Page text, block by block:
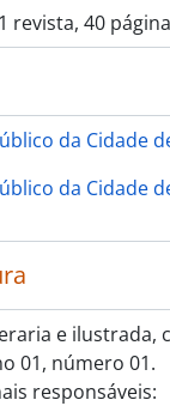
revista, 40
da Cidade
da Cidade
e ilustrada,
01, número 01.
responsáveis: